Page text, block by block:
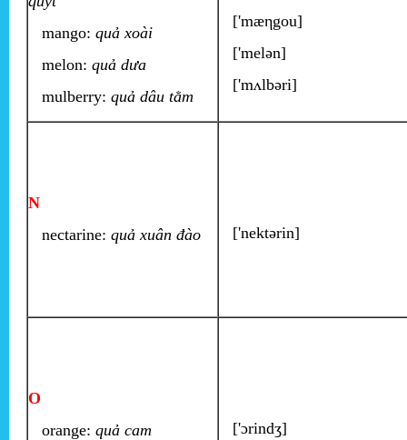
mango: quả xoài
melon: quả dưa
mulberry: quả dâu tằm
['mæηgou]
['melən]
['mʌlbəri]
N
nectarine: quả xuân đào ['nektərin]
O
orange: quả cam ['ɔrindʒ]